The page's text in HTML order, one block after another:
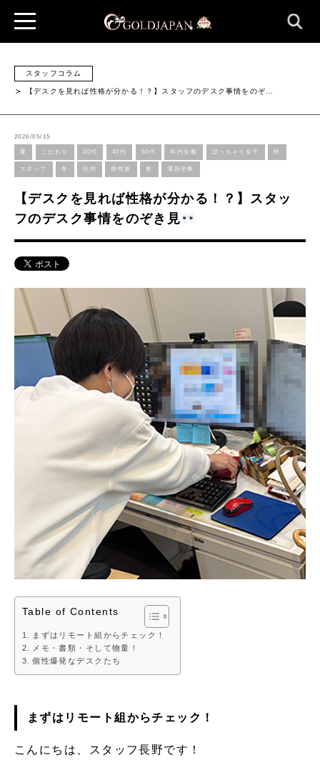
スタッフコラム
【デスクを見れば性格が分かる！？】スタッフのデスク事情をのぞ…
2026/05/15
夏 こだわり 30代 40代 50代 年代全般 ぽっちゃり女子 秋
スタッフ 冬 社内 個性派 春 場所全般
【デスクを見れば性格が分かる！？】スタッ
フのデスク事情をのぞき見
Table of Contents
まずはリモート組からチェック！
メモ・書類・そして物量！
個性爆発なデスクたち
まずはリモート組からチェック！
こんにちは、スタッフ長野です！